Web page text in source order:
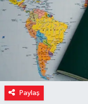
Paylaş